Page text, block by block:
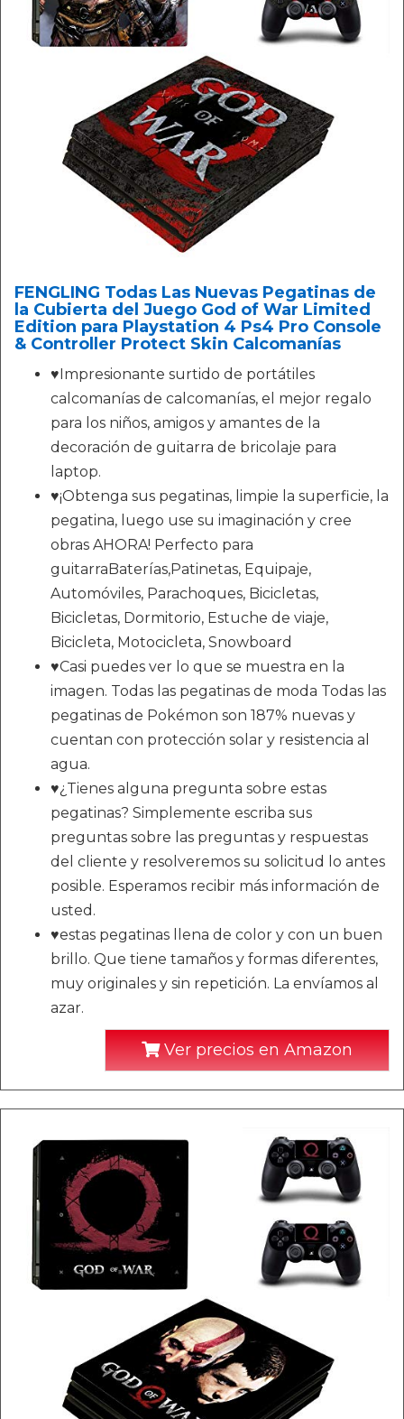
FENGLING Todas Las Nuevas Pegatinas de
la Cubierta del Juego God of War Limited
Edition para Playstation 4 Ps4 Pro Console
& Controller Protect Skin Calcomanías
♥Impresionante surtido de portátiles
calcomanías de calcomanías, el mejor regalo
para los niños, amigos y amantes de la
decoración de guitarra de bricolaje para
laptop.
♥¡Obtenga sus pegatinas, limpie la superficie, la
pegatina, luego use su imaginación y cree
obras AHORA! Perfecto para
guitarraBaterías,Patinetas, Equipaje,
Automóviles, Parachoques, Bicicletas,
Bicicletas, Dormitorio, Estuche de viaje,
Bicicleta, Motocicleta, Snowboard
♥Casi puedes ver lo que se muestra en la
imagen. Todas las pegatinas de moda Todas las
pegatinas de Pokémon son 187% nuevas y
cuentan con protección solar y resistencia al
agua.
♥¿Tienes alguna pregunta sobre estas
pegatinas? Simplemente escriba sus
preguntas sobre las preguntas y respuestas
del cliente y resolveremos su solicitud lo antes
posible. Esperamos recibir más información de
usted.
♥estas pegatinas llena de color y con un buen
brillo. Que tiene tamaños y formas diferentes,
muy originales y sin repetición. La envíamos al
azar.
Ver precios en Amazon